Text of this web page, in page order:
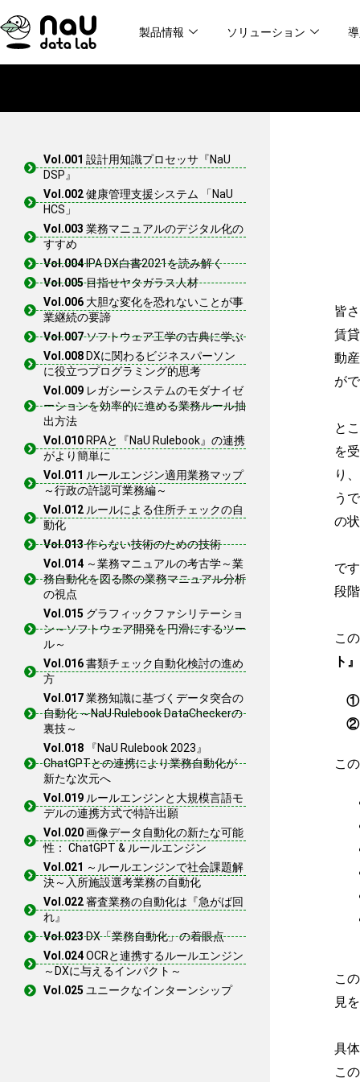
容
製品情報 ソリューション
Vol.001 設計用知識プロセッサ『NaU
DSP』
Vol.002健康管理支援システム 「NaU
HCS」
Vol.003 業務マニュアルのデジタル化の
すすめ
Vol.004IPA DX白書2021を読み解く
Vol.005目指せヤタガラス人材
Vol.006 大胆な変化を恐れないことが事
業継続の要諦
Vol.007ソフトウェア工学の古典に学ぶ
Vol.008 DXに関わるビジネスパーソン
に役立つプログラミング的思考
Vol.009 レガシーシステムのモダナイゼ
ーションを効率的に進める業務ルール抽
出方法
Vol.010 RPAと『NaU Rulebook』の連携
がより簡単に
Vol.011 ルールエンジン適用業務マップ
～行政の許認可業務編～
Vol.012 ルールによる住所チェックの自
動化
Vol.013作らない技術のための技術
Vol.014 ～業務マニュアルの考古学～業
務自動化を図る際の業務マニュアル分析
の視点
Vol.015 グラフィックファシリテーショ
ン～ソフトウェア開発を円滑にするツー
ル～
Vol.016書類チェック自動化検討の進め
方
Vol.017業務知識に基づくデータ突合の
自動化 ～NaU Rulebook DataCheckerの
裏技～
Vol.018
『NaU Rulebook 2023』
ChatGPTとの連携により業務自動化が
新たな次元へ
Vol.019 ルールエンジンと大規模言語モ
デルの連携方式で特許出願
Vol.020画像データ自動化の新たな可能
性： ChatGPT & ルールエンジン
Vol.021 ～ルールエンジンで社会課題解
決～入所施設選考業務の自動化
Vol.022審査業務の自動化は『急がば回
れ』
Vol.023DX「業務自動化」の着眼点
Vol.024OCRと連携するルールエンジン
～DXに与えるインパクト～
Vol.025 ユニークなインターンシップ
皆
賃
動
が
と
を
り
う
の
で
段
こ
ト』
①
②
こ
こ
見
具
こ